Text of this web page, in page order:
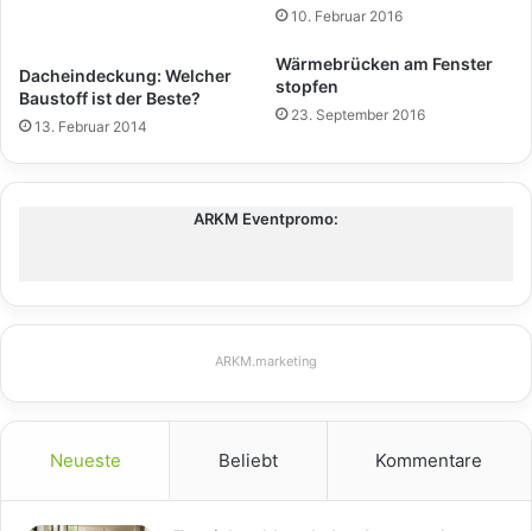
10. Februar 2016
Dacheindeckung: Welcher
Baustoff ist der Beste?
13. Februar 2014
Wärmebrücken am Fenster
stopfen
23. September 2016
ARKM Eventpromo:
ARKM.marketing
Neueste Beliebt Kommentare